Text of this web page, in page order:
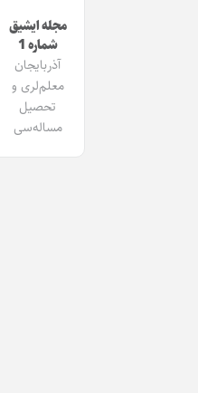
مجله ایشیق
شماره 1
آذربایجان
معلم‌لری و
تحصیل
مساله‌سی